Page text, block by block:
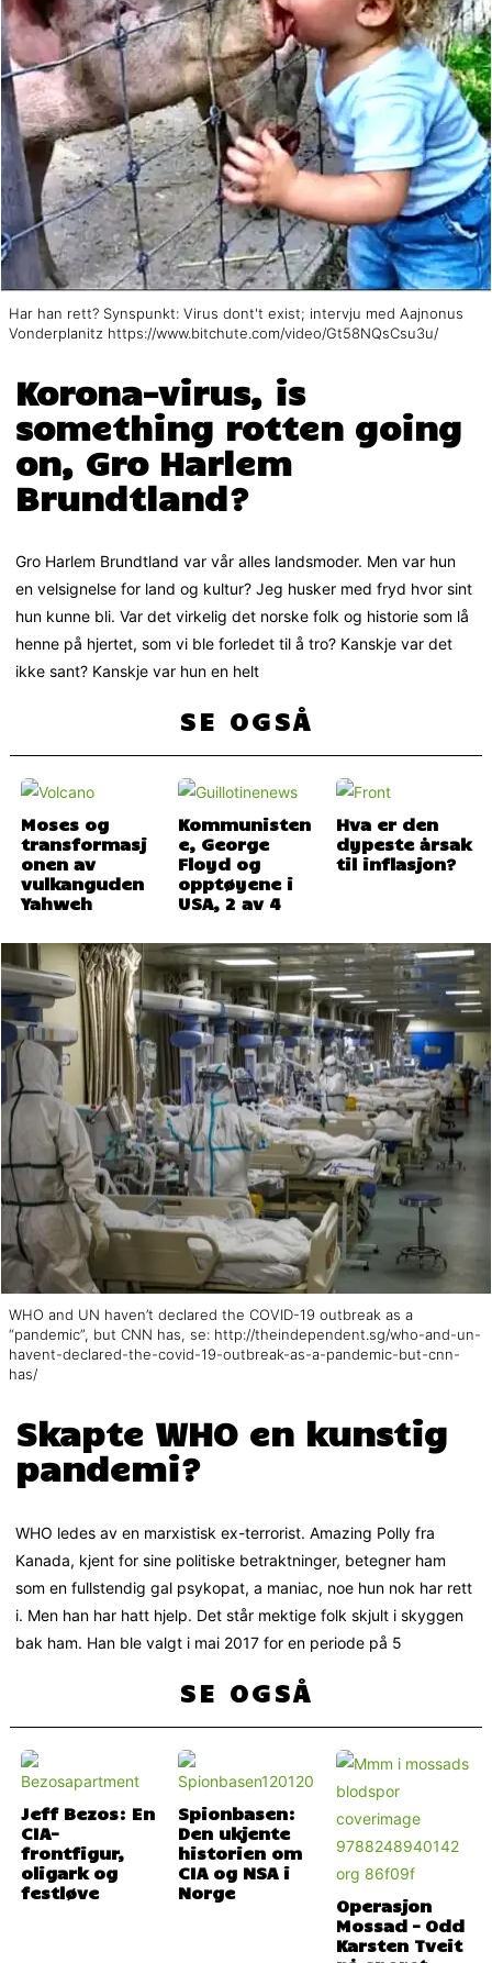
Har han rett? Synspunkt: Virus dont't exist; intervju med Aajnonus
Vonderplanitz https://www.bitchute.com/video/Gt58NQsCsu3u/
Korona-virus, is
something rotten going
on, Gro Harlem
Brundtland?
Gro Harlem Brundtland var vår alles landsmoder. Men var hun
en velsignelse for land og kultur? Jeg husker med fryd hvor sint
hun kunne bli. Var det virkelig det norske folk og historie som lå
henne på hjertet, som vi ble forledet til å tro? Kanskje var det
ikke sant? Kanskje var hun en helt
SE OGSÅ
Moses og
transformasj
onen av
vulkanguden
Yahweh
Kommunisten
e, George
Floyd og
opptøyene i
USA, 2 av 4
Hva er den
dypeste årsak
til inflasjon?
WHO and UN haven’t declared the COVID-19 outbreak as a
“pandemic”, but CNN has, se: http://theindependent.sg/who-and-un-
havent-declared-the-covid-19-outbreak-as-a-pandemic-but-cnn-
has/
Skapte WHO en kunstig
pandemi?
WHO ledes av en marxistisk ex-terrorist. Amazing Polly fra
Kanada, kjent for sine politiske betraktninger, betegner ham
som en fullstendig gal psykopat, a maniac, noe hun nok har rett
i. Men han har hatt hjelp. Det står mektige folk skjult i skyggen
bak ham. Han ble valgt i mai 2017 for en periode på 5
SE OGSÅ
Jeff Bezos: En
CIA-
frontfigur,
oligark og
festløve
Spionbasen:
Den ukjente
historien om
CIA og NSA i
Norge
Operasjon
Mossad – Odd
Karsten Tveit